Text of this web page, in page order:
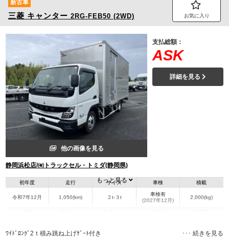
新古車
三菱 キャンター 2RG-FEB50 (2WD) お気に入り
他の画像を見る
静岡浜松店/㈲トラックセル・トミダ(静岡県)
支払総額：
ASK
詳細を見る
初年度
令和7年12月
走行
1,050(km)
サイズ
２t-３t
車検
車検有
(2027年12月)
積載
2,000(kg)
静岡県
W:2,070
H:2,230
無
もっと見る
ﾜｲﾄﾞﾛﾝｸﾞ2ｔ積み跳ね上げｹﾞｰﾄ付き